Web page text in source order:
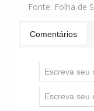
Fonte: Folha de
Comentários